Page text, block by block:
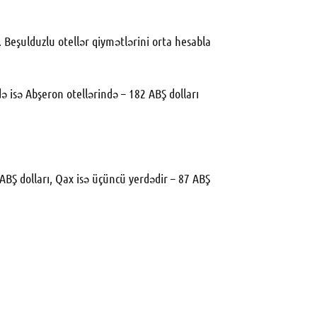
Beşulduzlu otellər qiymətlərini orta hesabla
Abşeron otellərində – 182 ABŞ dolları
dolları, Qax isə üçüncü yerdədir – 87 ABŞ